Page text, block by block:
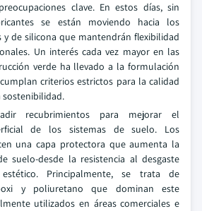
clave. En estos días, sin
se están moviendo hacia los
de silicona que mantendrán flexibilidad
Un interés cada vez mayor en las
verde ha llevado a la formulación
criterios estrictos para la calidad
sostenibilidad.
recubrimientos para mejorar el
de los sistemas de suelo. Los
una capa protectora que aumenta la
suelo-desde la resistencia al desgaste
Principalmente, se trata de
y poliuretano que dominan este
utilizados en áreas comerciales e